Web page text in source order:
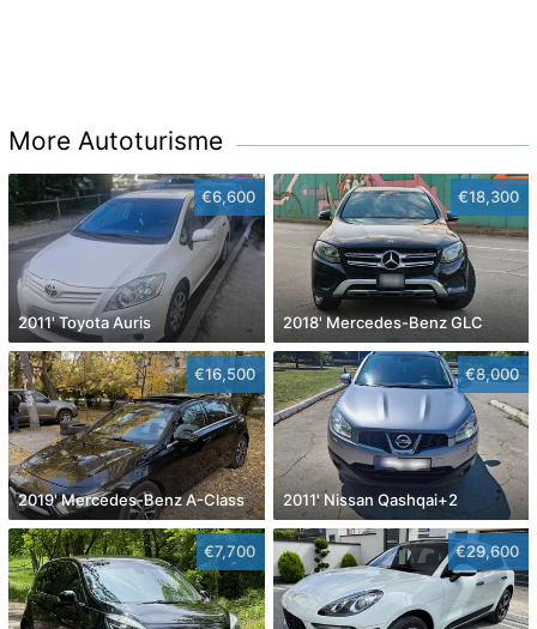
More Autoturisme
€6,600
2011' Toyota Auris
€18,300
2018' Mercedes-Benz GLC
€16,500
2019' Mercedes-Benz A-Class
€8,000
2011' Nissan Qashqai+2
€7,700 €29,600